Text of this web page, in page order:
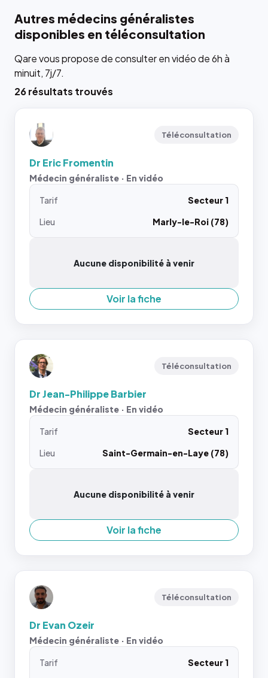
Autres médecins généralistes
disponibles en téléconsultation
Qare vous propose de consulter en vidéo de 6h à
minuit, 7j/7.
26 résultats trouvés
Téléconsultation
Dr Eric Fromentin
Médecin généraliste · En vidéo
Tarif
Secteur 1
Lieu
Marly-le-Roi (78)
Aucune disponibilité à venir
Voir la fiche
Téléconsultation
Dr Jean-Philippe Barbier
Médecin généraliste · En vidéo
Tarif
Secteur 1
Lieu
Saint-Germain-en-Laye (78)
Aucune disponibilité à venir
Voir la fiche
Téléconsultation
Dr Evan Ozeir
Médecin généraliste · En vidéo
Tarif
Secteur 1